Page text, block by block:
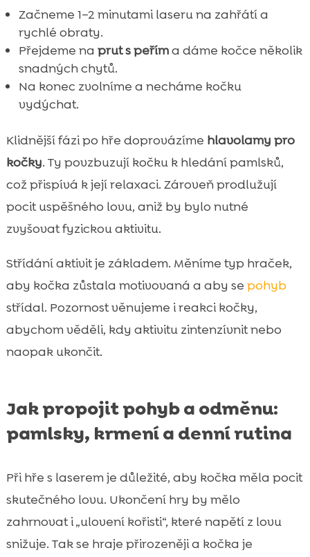
Začneme 1–2 minutami laseru na zahřátí a
rychlé obraty.
Přejdeme na prut s peříma dáme kočce několik
snadných chytů.
Na konec zvolníme a necháme kočku
vydýchat.
Klidnější fázi po hře doprovázíme hlavolamy pro
kočky. Ty povzbuzují kočku k hledání pamlsků,
což přispívá k její relaxaci. Zároveň prodlužují
pocit uspěšného lovu, aniž by bylo nutné
zvyšovat fyzickou aktivitu.
Střídání aktivit je základem. Měníme typ hraček,
aby kočka zůstala motivovaná a aby se pohyb
střídal. Pozornost věnujeme i reakci kočky,
abychom věděli, kdy aktivitu zintenzívnit nebo
naopak ukončit.
Jak propojit pohyb a odměnu:
pamlsky, krmení a denní rutina
Při hře s laserem je důležité, aby kočka měla pocit
skutečného lovu. Ukončení hry by mělo
zahrnovat i „ulovení kořisti“, které napětí z lovu
snižuje. Tak se hraje přirozeněji a kočka je